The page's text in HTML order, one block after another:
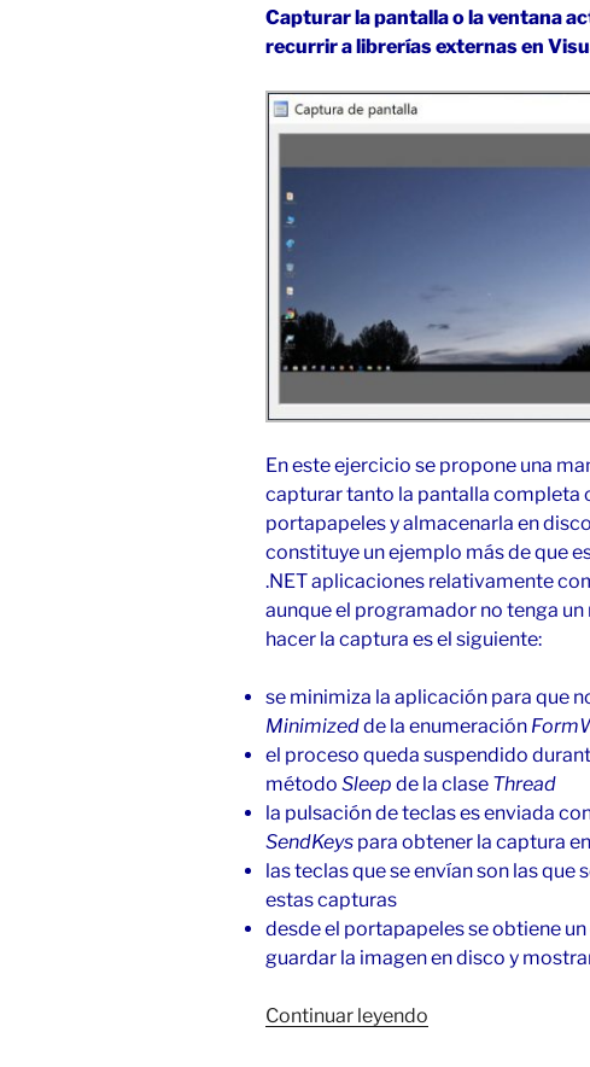
C#»
Capturar la pantalla o la ventana
recurrir a librerías externas en
En este ejercicio se propone una
capturar tanto la pantalla completa
portapapeles y almacenarla en
constituye un ejemplo más de que
.NET aplicaciones relativamente
aunque el programador no tenga
hacer la captura es el siguiente:
se minimiza la aplicación para que
Minimizedde la enumeración
el proceso queda suspendido
método Sleep de la clase Thread
la pulsación de teclas es enviada
SendKeys para obtener la captura
las teclas que se envían son las
estas capturas
desde el portapapeles se obtiene
guardar la imagen en disco y
Continuar leyendo